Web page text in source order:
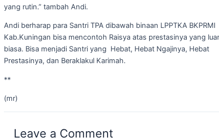
yang rutin.” tambah Andi.
Andi berharap para Santri TPA dibawah binaan LPPTKA BKPRMI
Kab.Kuningan bisa mencontoh Raisya atas prestasinya yang luar
biasa. Bisa menjadi Santri yang Hebat, Hebat Ngajinya, Hebat
Prestasinya, dan Beraklakul Karimah.
**
(mr)
Leave a Comment